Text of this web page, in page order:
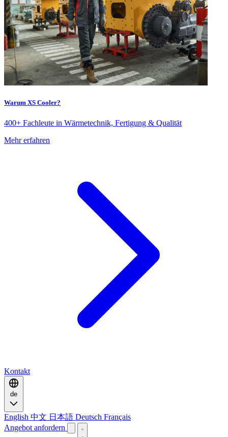
Warum XS Cooler?
400+ Fachleute in Wärmetechnik, Fertigung & Qualität
Mehr erfahren
Kontakt
de
English 中文 日本語 Deutsch Français
Angebot anfordern